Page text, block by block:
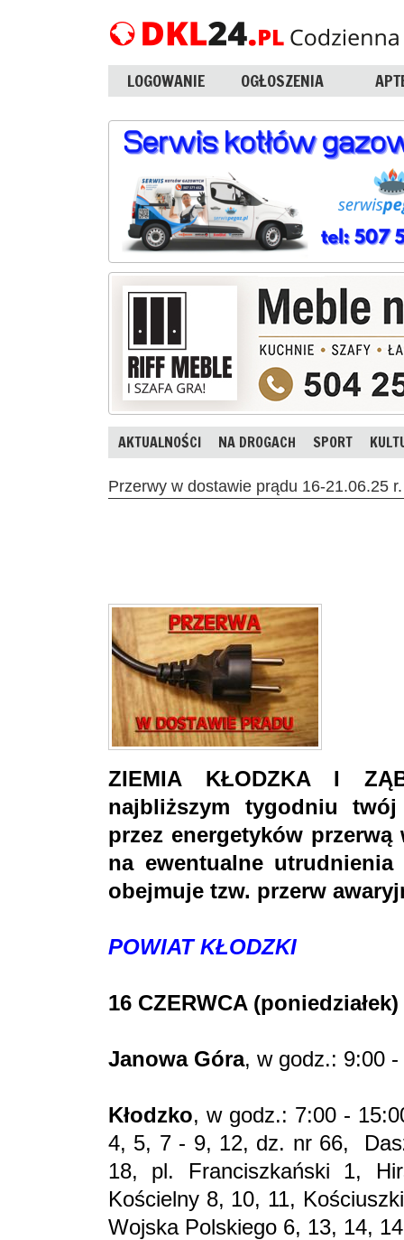
LOGOWANIE OGŁOSZENIA
AKTUALNOŚCI NA DROGACH SPORT
Przerwy w dostawie prądu 16-21.06.25 r.
ZIEMIA KŁODZKA I
najbliższym tygodniu
przez energetyków
na ewentualne
obejmuje tzw. przerw
POWIAT KŁODZKI
16 CZERWCA (poniedziałek)
Janowa Góra, w godz.: 9:00 -
Kłodzko, w godz.: 7:00 -
4, 5, 7 - 9, 12, dz. nr 66,
18, pl. Franciszkański 1,
Kościelny 8, 10, 11,
Wojska Polskiego 6, 13, 14,